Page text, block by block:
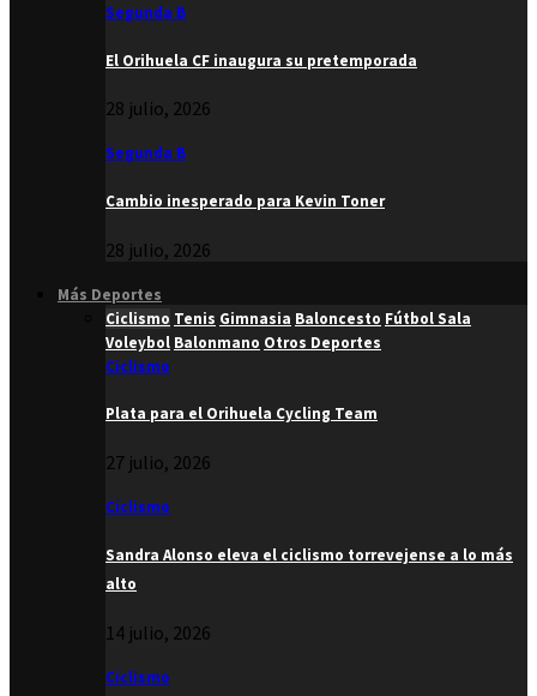
Segunda B
El Orihuela CF inaugura su pretemporada
28 julio, 2026
Segunda B
Cambio inesperado para Kevin Toner
28 julio, 2026
Más Deportes
Ciclismo Tenis Gimnasia Baloncesto Fútbol Sala
Voleybol Balonmano Otros Deportes
Ciclismo
Plata para el Orihuela Cycling Team
27 julio, 2026
Ciclismo
Sandra Alonso eleva el ciclismo torrevejense a lo más
alto
14 julio, 2026
Ciclismo